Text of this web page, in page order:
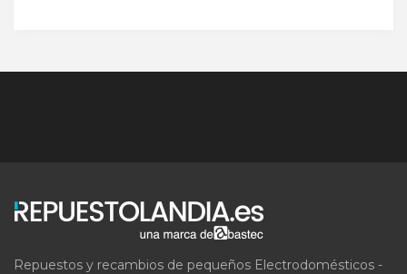
Repuestos y recambios de pequeños Electrodomésticos -